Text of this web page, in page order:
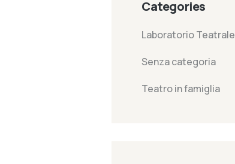
Categories
Laboratorio Teatrale
Senza categoria
Teatro in famiglia